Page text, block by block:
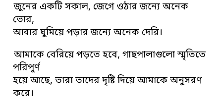
জুনের একটি সকাল, জেগে ওঠার জন্যে অনেক
ভোর,
আবার ঘুমিয়ে পড়ার জন্যে অনেক দেরি।
আমাকে বেরিয়ে পড়তে হবে, গাছপালাগুলো স্মৃতিতে
পরিপূর্ণ
হয়ে আছে, তারা তাদের দৃষ্টি দিয়ে আমাকে অনুসরণ
করে।